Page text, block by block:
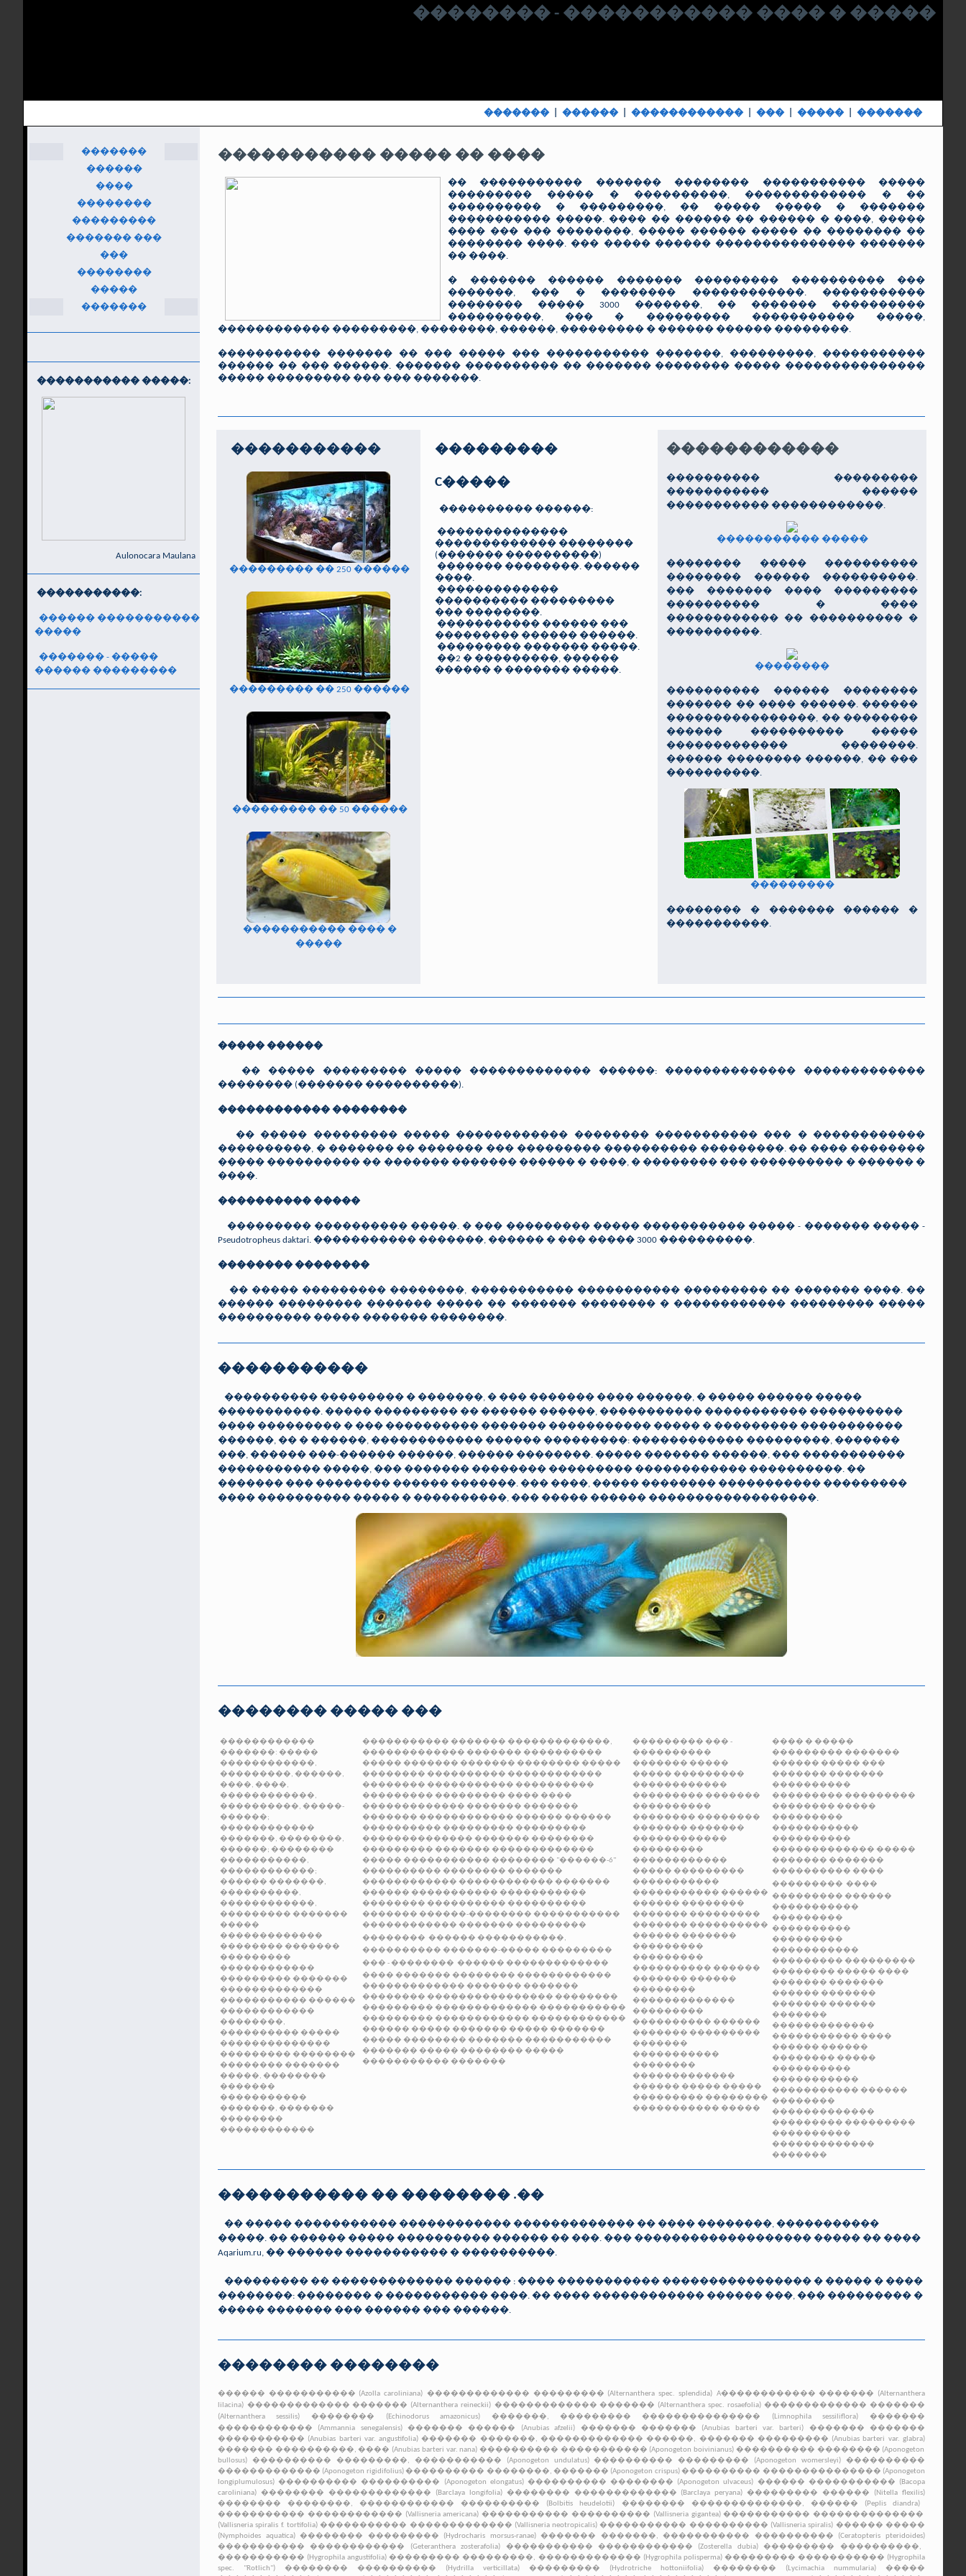
�������� - ����������� ���� � �����
�������| ������| ������������| ���| �����| �������
�������
������
����
��������
���������
������� ���
���
��������
�����
�������
����������� �����:
Aulonocara Maulana
�����������:
������ �����������
�����
������� - �����
������ ���������
����������� ����� �� ����
�� ����������� ������� �������� ����������� �����
��������� ����� � ����������, ������������� � ��
���������� � ���������, �� ����� ����� � �������
����������� �����. ���� �� ������ �� ������ � ����, �����
���� ��� ��� ��������, ����� ������ ����� �� �������� ��
�������� ����. ��� ����� ������ ��������������� �������
�� ����.
� ������� ������ ������� ��������� ���������� ���
�������, ��� � �������� ������������. �����������
�������� ����� 3000 �������, �� ������� ����������
����������, ��� � ��������� ����������� �����,
������������ ���������, ��������, ������, ��������� � ������ ������ ��������.
����������� ������� �� ��� ����� ��� ����������� �������, ���������, �����������
������ �� ��� ������. ������� ���������� �� ������� �������� ����� ���������������
����� ��������� ��� ��� �������.
�����������
��������� �� 250 ������
��������� �� 250 ������
��������� �� 50 ������
����������� ���� �
�����
���������
C�����
���������� ������:
��������������
������������� ��������
(������� ����������)
������� ��������. ������
����.
�������������
���������� ���������
��� ��������.
����������� ������ ���
��������� ������ ������.
��������� ������� �����.
��2 � ���������, ������
������ � ������� �����.
������������
���������� ���������
����������� ������
����������� ������������.
����������� �����
�������� ����� ����������
�������� ������ ����������.
��� ������� ���� ���������
���������� � ����
������������ �� ���������� �
����������.
��������
���������� ������ ��������
������� �� ���� ������. ������
����������������, �� ��������
������ ���������� �����
������������� ��������.
������ �������� ������, �� ���
����������.
���������
�������� � ������� ������ �
�����������.
����� ������
�� ����� ��������� ����� ������������� ������: �������������� �������������
�������� (������� ����������).
������������ ��������
�� ����� ��������� ����� ������������ �������� ����������� ��� � ������������
����������, � ������� �� ������� ��� ��������� ���������� ���������. �� ���� ��������
����� ���������� �� ������� ������� ������ � ����, � �������� ��� ���������� � ������ �
����.
���������� �����
��������� ���������� �����. � ��� ��������� ����� ����������� ����� - ������� ����� -
Pseudotropheus daktari. ����������� �������, ������ � ��� ����� 3000 ����������.
�������� ��������
�� ����� ��������� ��������, ����������� ����������� ��������� �� ������� ����. ��
������ ��������� ������� ����� �� ������� �������� � ������������ ��������� �����
���������� ����� ������� ��������.
�����������
���������� ��������� � �������, � ��� ������� ���� ������, � ����� ������ �����
�����������. ����� ��������� �� ������ ������, ����������� ����������� ����������
���� ��������� � ��� ���������� ������� ����������� ����� � ��������� �����������
������, �� � ������, ������������ ������ ���������: ������������ ���������, �������
���, ������ ���-������ ������, ������ ��������. ����� ������� ������, ��� �����������
����������� �����, ��� ������� �������� ��������� ������������ ����������. ��
������� ��� �������� ������ �������. ��� ����, ����� �������� ����������� ���������
���� ���������� ����� � ����������, ��� ����� ������ ������������������.
�������� ����� ���
������������
�������: �����
������������,
���������, ������,
����, ����,
������������,
����������, �����-
������;
������������
�������, ��������,
������; ��������
�����������,
������������;
������ �������,
����������,
������������,
��������� �������
�����
�������������
�������� �������
���������
������������
��������� �������
�������������
����������� ������
������������
��������,
���������� �����
��������������
��������� ��������
�������� �������
�����, ��������
�������
�����������
�������, �������
��������
������������
����������� ������� �������������,
������������� ������� ����������
����� ������� ������� �������� �����
�������� ���������� ������������
�������� ����������� ����������
��������� ��������� ���� ����
������������� ������� �������
������� ������������ ������ ������
���������� ��������� ���������
�������������� ������� ��������
��������� ������� �������������
����� ����������� �������� "������-6"
���������� �������� �������
������������ ������������ �������
������ ����������� �����������
�������� ���������� ����������
������� ������-�������� �����������
������������ ������� ���������
�������� ������ �����������,
���������� �������-����� ���������
��� - �������� ������ �������������
���� ������� �������� ������������
������������� ������� �������
�������� ���������������� ��������
��������� ������������� �����������
��������� ������������ ������������
������ ����� ������� ����� �������
����� �������� ������� �����������
������� ����� �������� �����
����������� �������
��������� ��� -
����������
������� �����
����� ���������
������������
��������� �������
����������
�������� ��������
������� �������
������������
���������
������������
����� ���������
�����������
����������� ������
������ ��������
������� ���������
������� ����������
������ �������
���������
���������
���������� ������
������� ������
��������
�������������
���������
���������� ������
������� ���������
�������
�����������
��������
�������������
������ ����� �����
��������� ��������
����������� �����
���� � �����
��������� �������
������ ����� ���
������� �������
����������
��������� ���������
�������� �����
���������
�����������
����������
������������� �����
������� �������
���������� ����
��������� ����
��������� ������
�����������
���������
����������
���������
�����������
��������� ���������
�������� ����� ����
������� �������
������ �������
������� ������
�������
�������������
����������� ����
������ ������
�������� �����
����������
�����������
����������� ������
��������
�������������
��������� ���������
����������
�������������
�������
����������� �� �������� .��
�� ����� ����������� ������������ ������������� �� ���� ��������, �����������
�����. �� ������ ����� ���������� ������ �� ���. ��� ������������������� ����� �� ����
Aqarium.ru, �� ������ ����������� � ����������.
��������� �� ������������� ������ : ���� ����������� ���������������� � ����� � ����
��������: �������� � ����������� ����. �� ���� ������������ ������ ���, ��� ��������� �
����� ������� ��� ������ ��� ������.
�������� ��������
������ ����������� (Azolla caroliniana) ������������� ��������� (Alternanthera spec. splendida) A������������ ������� (Alternanthera
lilacina) ������������� ������� (Alternanthera reineckii) ������������� ������� (Alternanthera spec. rosaefolia) ������������� �������
(Alternanthera sessilis)
�������� (Echinodorus amazonicus) �������, ��������� ��������������� (Limnophila sessiliflora)
�������
������������ (Ammannia senegalensis)������� ������ (Anubias afzelii) ������� ������� (Anubias barteri var. barteri) ������� �������
����������� (Anubias barteri var. angustifolia) ������� �������, ������������� ������, ������� ��������� (Anubias barteri var. glabra)
������� ����������, ���� (Anubias barteri var. nana) ���������� ����������� (Aponogeton boivinianus) ���������� �������� (Aponogeton
bullosus) ���������� ���������, ����������� (Aponogeton undulatus)���������� ��������� (Aponogeton womersleyi) ����������
������������� (Aponogeton rigidifolius)���������� ��������, ������� (Aponogeton crispus)���������� ��������������� (Aponogeton
longiplumulosus) ���������� ���������� (Aponogeton elongatus)���������� �������� (Aponogeton ulvaceus) ������ ����������� (Bacopa
caroliniana) �������� ������������� (Barclaya longifolia)�������� ������������� (Barclaya peryana)��������� ������ (Nitella flexilis)
�������� ��������, ������������ ���������� (Bolbitis heudelotii) �������� ��������������, ������ (Peplis diandra)
����������� ������������ (Vallisneria americana) ����������� ���������� (Vallisneria gigantea)����������� ��������������
(Vallisneria spiralis f. tortifolia)����������� ������������� (Vallisneria neotropicalis) ����������� ���������� (Vallisneria spiralis) ������ �����
(Nymphoides aquatica)�������� ��������� (Hydrocharis morsus-ranae)������� �������, ����������� ���������� (Ceratopteris pteridoides)
����������� ������������ (Geteranthera zosterafolia) ����������� ������������ (Zosterella dubia)��������� ����������,
����������� (Hygrophila angustifolia) ��������� ���������, ������������� (Hygrophila polisperma)��������� ����������� (Hygrophila
spec. "Rotlich") �������� ���������� (Hydrilla verticillata) ��������� (Hydrotriche hottoniifolia) �������� (Lycimachia nummularia) �����